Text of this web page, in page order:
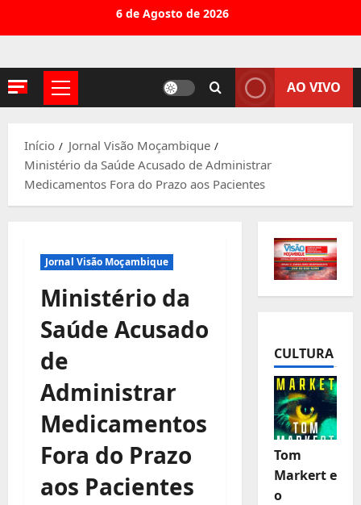
conteúdo
6 de Agosto de 2026
Menu
AO VIVO
Início
Jornal Visão Moçambique
Ministério da Saúde Acusado de Administrar
Medicamentos Fora do Prazo aos Pacientes
Jornal Visão Moçambique
Ministério da
Saúde Acusado
de
Administrar
Medicamentos
Fora do Prazo
aos Pacientes
CULTURA
Tom
Markert e
o